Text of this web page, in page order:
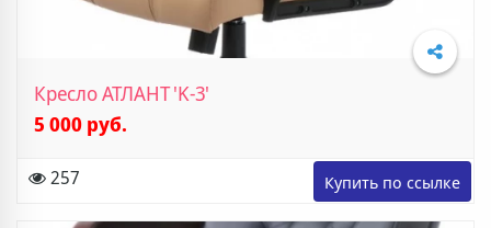
Кресло АТЛАНТ 'K-3'
5 000 руб.
257